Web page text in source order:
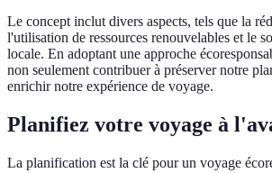
Le concept inclut divers aspects, tels que la
l'utilisation de ressources renouvelables et le
locale. En adoptant une approche
non seulement contribuer à préserver notre
enrichir notre expérience de voyage.
Planifiez votre voyage à
La planification est la clé pour un voyage